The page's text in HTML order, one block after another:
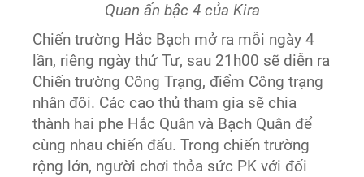
Quan ấn bậc 4 của Kira
Chiến trường Hắc Bạch mở ra mỗi ngày 4
lần, riêng ngày thứ Tư, sau 21h00 sẽ diễn ra
Chiến trường Công Trạng, điểm Công trạng
nhân đôi. Các cao thủ tham gia sẽ chia
thành hai phe Hắc Quân và Bạch Quân để
cùng nhau chiến đấu. Trong chiến trường
rộng lớn, người chơi thỏa sức PK với đối